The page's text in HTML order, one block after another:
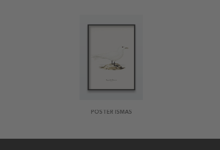
POSTER ISMÅS